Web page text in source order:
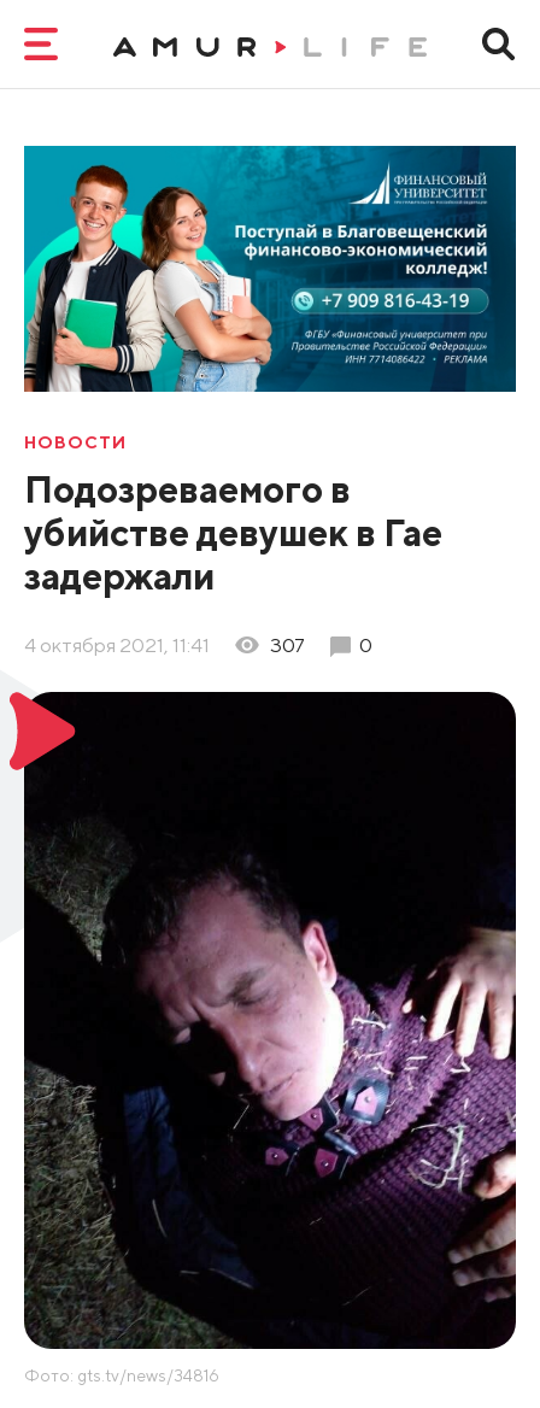
НОВОСТИ
Подозреваемого в
убийстве девушек в Гае
задержали
4 октября 2021, 11:41 307 0
Фото: gts.tv/news/34816